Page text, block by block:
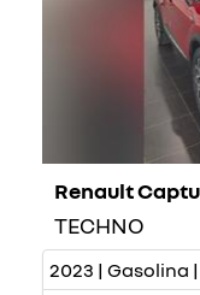
Renault
TECHNO
2023 | Gasolina